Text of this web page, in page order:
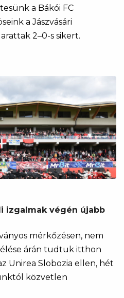
a Bákói FC
a Jászvásári
2–0-s sikert.
izgalmak végén újabb
mérkőzésen, nem
árán tudtuk itthon
Unirea Slobozia ellen, hét
közvetlen